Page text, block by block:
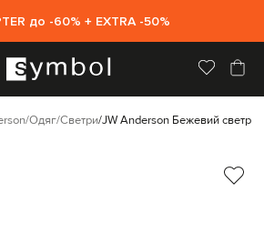
до -60% + EXTRA -50%
Одяг Светри JW Anderson Бежевий светр з